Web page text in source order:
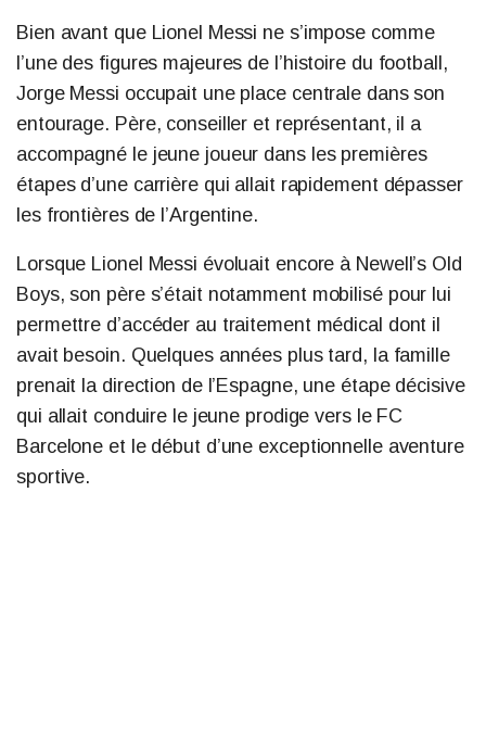
Bien avant que Lionel Messi ne s’impose comme
l’une des figures majeures de l’histoire du football,
Jorge Messi occupait une place centrale dans son
entourage. Père, conseiller et représentant, il a
accompagné le jeune joueur dans les premières
étapes d’une carrière qui allait rapidement dépasser
les frontières de l’Argentine.
Lorsque Lionel Messi évoluait encore à Newell’s Old
Boys, son père s’était notamment mobilisé pour lui
permettre d’accéder au traitement médical dont il
avait besoin. Quelques années plus tard, la famille
prenait la direction de l’Espagne, une étape décisive
qui allait conduire le jeune prodige vers le FC
Barcelone et le début d’une exceptionnelle aventure
sportive.